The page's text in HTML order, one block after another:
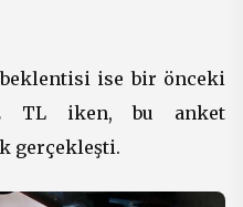
ise bir önceki
TL iken, bu anket
gerçekleşti.